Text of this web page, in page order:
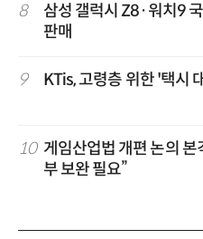
8
삼성 갤럭시 Z8·워치9
판매
9 KTis, 고령층 위한 '택시
10 게임산업법 개편 논의 본
부 보완 필요”